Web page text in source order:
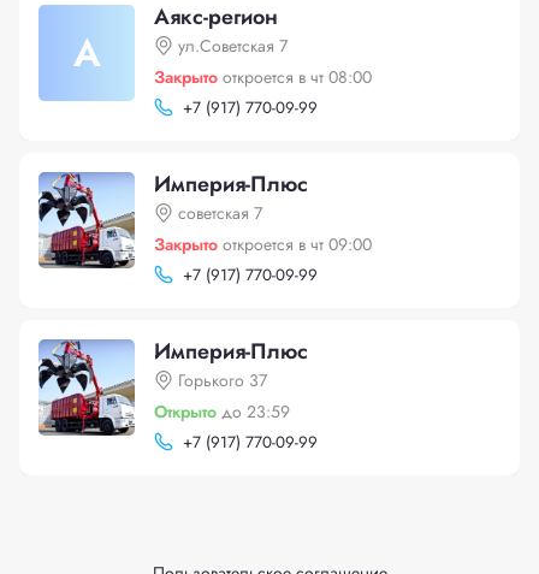
А
Аякс-регион
ул.Советская 7
Закрыто откроется в чт 08:00
+7 (917) 770-09-99
Империя-Плюс
советская 7
Закрыто откроется в чт 09:00
+7 (917) 770-09-99
Империя-Плюс
Горького 37
Открыто до 23:59
+7 (917) 770-09-99